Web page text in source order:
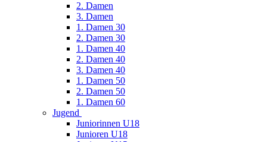
2. Damen
3. Damen
1. Damen 30
2. Damen 30
1. Damen 40
2. Damen 40
3. Damen 40
1. Damen 50
2. Damen 50
1. Damen 60
Jugend
Juniorinnen U18
Junioren U18